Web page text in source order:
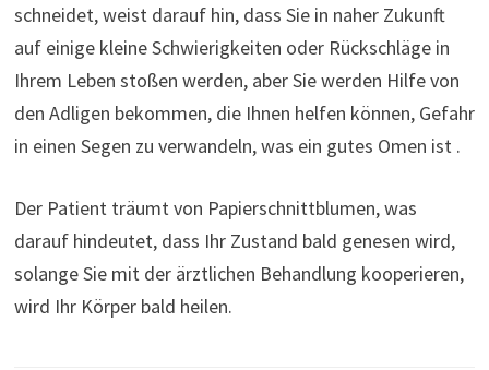
schneidet, weist darauf hin, dass Sie in naher Zukunft
auf einige kleine Schwierigkeiten oder Rückschläge in
Ihrem Leben stoßen werden, aber Sie werden Hilfe von
den Adligen bekommen, die Ihnen helfen können, Gefahr
in einen Segen zu verwandeln, was ein gutes Omen ist .
Der Patient träumt von Papierschnittblumen, was
darauf hindeutet, dass Ihr Zustand bald genesen wird,
solange Sie mit der ärztlichen Behandlung kooperieren,
wird Ihr Körper bald heilen.